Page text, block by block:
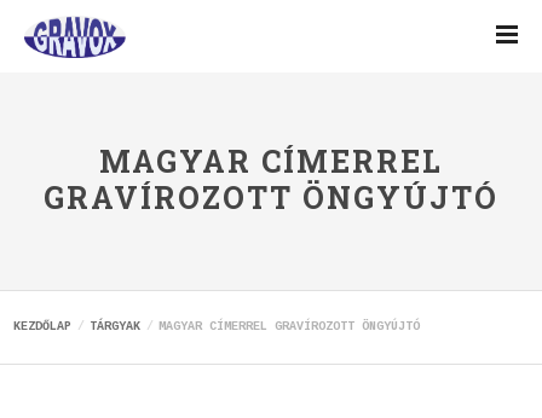
MAGYAR CÍMERREL
GRAVÍROZOTT ÖNGYÚJTÓ
KEZDŐLAP TÁRGYAK MAGYAR CÍMERREL GRAVÍROZOTT ÖNGYÚJTÓ